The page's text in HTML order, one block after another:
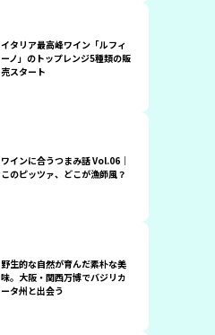
イタリア最高峰ワイン「ルフィ
ーノ」のトップレンジ5種類の販
売スタート
ワインに合うつまみ話 Vol.06｜
このピッツァ、どこが漁師風？
野生的な自然が育んだ素朴な美
味。大阪・関西万博でバジリカ
ータ州と出会う